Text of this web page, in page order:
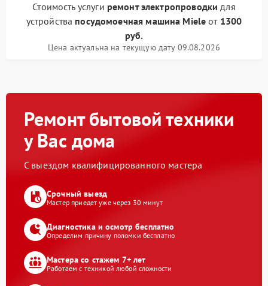
Стоимость услуги ремонт электропроводки для
устройства посудомоечная машина Miele от 1300
руб.
Цена актуальна на текущую дату 09.08.2026
Ремонт бытовой техники
у Вас дома
С выездом квалифицированного мастера
Срочный выезд
Мастер приедет уже через 30 минут
Диагностика и осмотр бесплатно
Определим причину поломки бесплатно
Мастера со стажем 7+ лет
Работаем с техникой любой сложности